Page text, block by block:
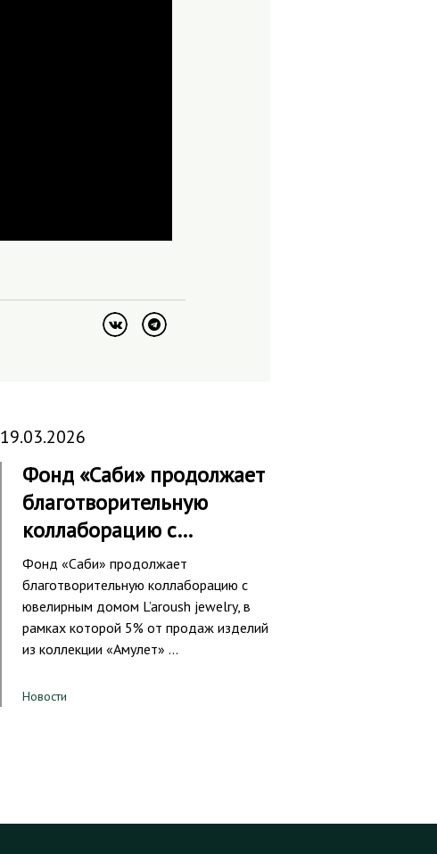
19.03.2026
Фонд «Саби» продолжает
благотворительную
коллаборацию с…
Фонд «Саби» продолжает
благотворительную коллаборацию с
ювелирным домом L’aroush jewelry, в
рамках которой 5% от продаж изделий
из коллекции «Амулет» …
Новости